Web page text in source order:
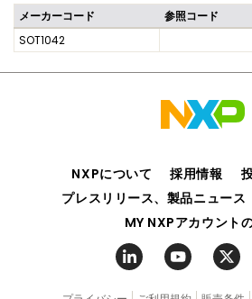
メーカーコード 参照コード
SOT1042
NXPについて 採用情報
プレスリリース、製品ニュース
MY NXPアカウント